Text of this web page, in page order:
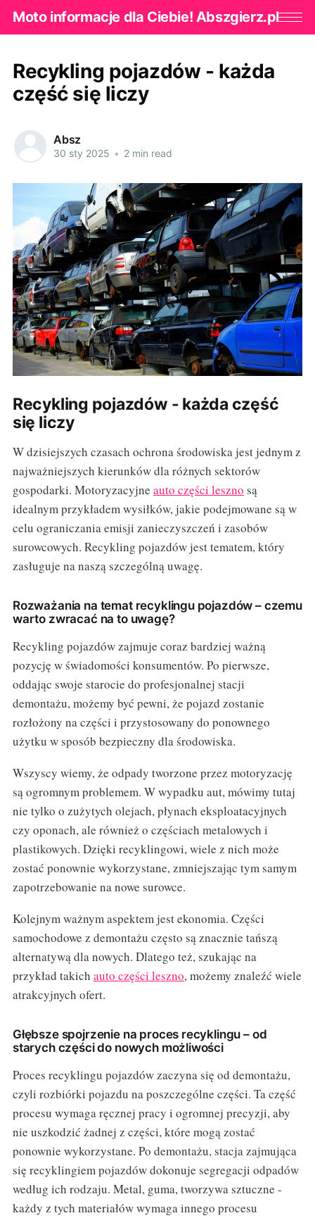
Moto informacje dla Ciebie! Abszgierz.pl
Recykling pojazdów - każda
część się liczy
Absz
30 sty 2025 • 2 min read
Recykling pojazdów - każda część
się liczy
W dzisiejszych czasach ochrona środowiska jest jednym z
najważniejszych kierunków dla różnych sektorów
gospodarki. Motoryzacyjne auto części leszno są
idealnym przykładem wysiłków, jakie podejmowane są w
celu ograniczania emisji zanieczyszczeń i zasobów
surowcowych. Recykling pojazdów jest tematem, który
zasługuje na naszą szczególną uwagę.
Rozważania na temat recyklingu pojazdów – czemu
warto zwracać na to uwagę?
Recykling pojazdów zajmuje coraz bardziej ważną
pozycję w świadomości konsumentów. Po pierwsze,
oddając swoje starocie do profesjonalnej stacji
demontażu, możemy być pewni, że pojazd zostanie
rozłożony na części i przystosowany do ponownego
użytku w sposób bezpieczny dla środowiska.
Wszyscy wiemy, że odpady tworzone przez motoryzację
są ogromnym problemem. W wypadku aut, mówimy tutaj
nie tylko o zużytych olejach, płynach eksploatacyjnych
czy oponach, ale również o częściach metalowych i
plastikowych. Dzięki recyklingowi, wiele z nich może
zostać ponownie wykorzystane, zmniejszając tym samym
zapotrzebowanie na nowe surowce.
Kolejnym ważnym aspektem jest ekonomia. Części
samochodowe z demontażu często są znacznie tańszą
alternatywą dla nowych. Dlatego też, szukając na
przykład takich auto części leszno, możemy znaleźć wiele
atrakcyjnych ofert.
Głębsze spojrzenie na proces recyklingu – od
starych części do nowych możliwości
Proces recyklingu pojazdów zaczyna się od demontażu,
czyli rozbiórki pojazdu na poszczególne części. Ta część
procesu wymaga ręcznej pracy i ogromnej precyzji, aby
nie uszkodzić żadnej z części, które mogą zostać
ponownie wykorzystane. Po demontażu, stacja zajmująca
się recyklingiem pojazdów dokonuje segregacji odpadów
według ich rodzaju. Metal, guma, tworzywa sztuczne -
każdy z tych materiałów wymaga innego procesu